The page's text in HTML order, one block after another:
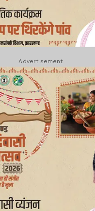
Advertisement